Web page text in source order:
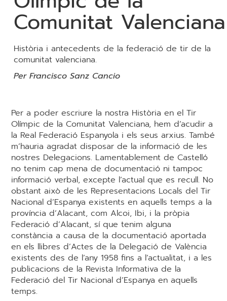
Comunitat Valenciana
Història i antecedents de la federació de tir de la
comunitat valenciana.
Per Francisco Sanz Cancio
Per a poder escriure la nostra Història en el Tir
Olímpic de la Comunitat Valenciana, hem d’acudir a
la Real Federació Espanyola i els seus arxius. També
m’hauria agradat disposar de la informació de les
nostres Delegacions. Lamentablement de Castelló
no tenim cap mena de documentació ni tampoc
informació verbal, excepte l’actual que es recull. No
obstant això de les Representacions Locals del Tir
Nacional d’Espanya existents en aquells temps a la
província d’Alacant, com Alcoi, Ibi, i la pròpia
Federació d’Alacant, sí que tenim alguna
constància a causa de la documentació aportada
en els llibres d’Actes de la Delegació de València
existents des de l’any 1958 fins a l’actualitat, i a les
publicacions de la Revista Informativa de la
Federació del Tir Nacional d’Espanya en aquells
temps.